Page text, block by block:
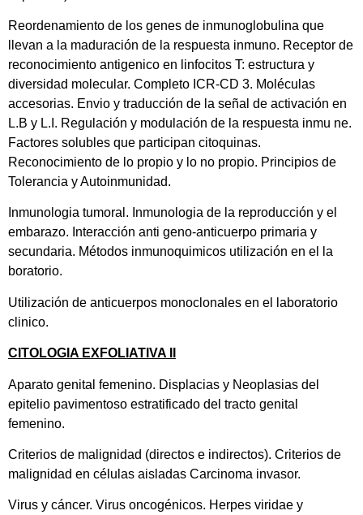
Reordenamiento de los genes de inmunoglobulina que
llevan a la maduración de la respuesta inmuno. Receptor de
reconocimiento antigenico en linfocitos T: estructura y
diversidad molecular. Completo ICR-CD 3. Moléculas
accesorias. Envio y traducción de la señal de activación en
L.B y L.I. Regulación y modulación de la respuesta inmu ne.
Factores solubles que participan citoquinas.
Reconocimiento de lo propio y lo no propio. Principios de
Tolerancia y Autoinmunidad.
Inmunologia tumoral. Inmunologia de la reproducción y el
embarazo. Interacción anti geno-anticuerpo primaria y
secundaria. Métodos inmunoquimicos utilización en el la
boratorio.
Utilización de anticuerpos monoclonales en el laboratorio
clinico.
CITOLOGIA EXFOLIATIVA II
Aparato genital femenino. Displacias y Neoplasias del
epitelio pavimentoso estratificado del tracto genital
femenino.
Criterios de malignidad (directos e indirectos). Criterios de
malignidad en células aisladas Carcinoma invasor.
Virus y cáncer. Virus oncogénicos. Herpes viridae y